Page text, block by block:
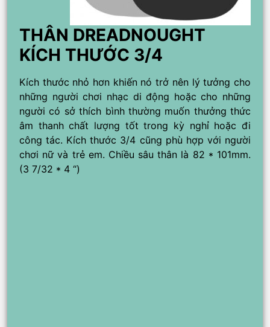
THÂN DREADNOUGHT
KÍCH THƯỚC 3/4
Kích thước nhỏ hơn khiến nó trở nên lý tưởng cho
những người chơi nhạc di động hoặc cho những
người có sở thích bình thường muốn thưởng thức
âm thanh chất lượng tốt trong kỳ nghỉ hoặc đi
công tác. Kích thước 3/4 cũng phù hợp với người
chơi nữ và trẻ em. Chiều sâu thân là 82 * 101mm.
(3 7/32 * 4 “)